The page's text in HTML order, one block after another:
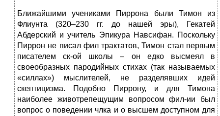
Ближайшими учениками Пиррона были Тимон из
Флиунта (320–230 гг. до нашей эры), Гекатей
Абдерский и учитель Эпикура Навсифан. Поскольку
Пиррон не писал фил трактатов, Тимон стал первым
писателем ск-ой школы – он едко высмеял в
своеобразных пародийных стихах (так называемых
«силлах») мыслителей, не разделявших идей
скептицизма. Подобно Пиррону, и для Тимона
наиболее животрепещущим вопросом фил-ии был
вопрос о поведении члка и о высшем доступном для